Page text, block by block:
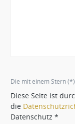
Die mit einem Stern
Diese Seite ist
die
Datenschutz *